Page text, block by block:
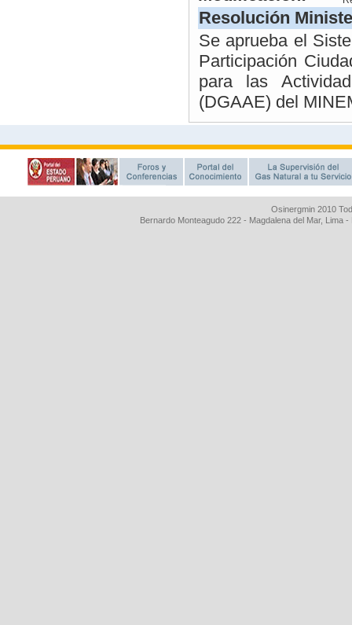
Osinergmin 2010
Bernardo Monteagudo 222 - Magdalena del Mar, Lima